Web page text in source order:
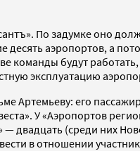
По задумке оно
аэропортов, а
будут
эксплуатацию
Артемьеву: его
У «Аэропортов
двадцать (среди них
в отношении